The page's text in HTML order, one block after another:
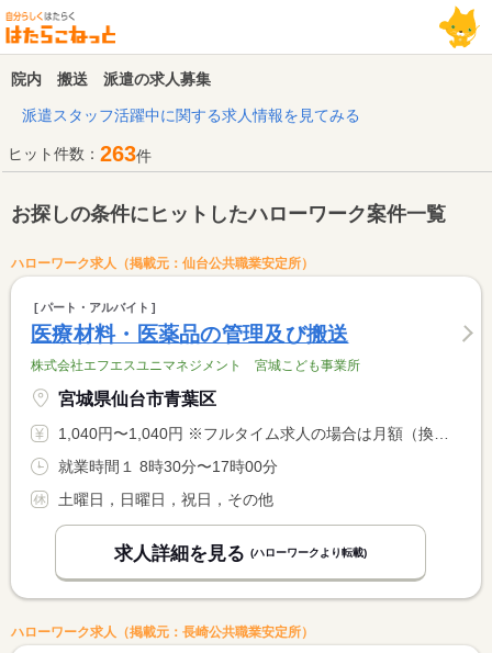
院内 搬送 派遣の求人募集
派遣スタッフ活躍中に関する求人情報を見てみる
ヒット件数： 263件
お探しの条件にヒットしたハローワーク案件一覧
ハローワーク求人（掲載元：仙台公共職業安定所）
パート・アルバイト
医療材料・医薬品の管理及び搬送
株式会社エフエスユニマネジメント 宮城こども事業所
宮城県仙台市青葉区
1,040円〜1,040円 ※フルタイム求人の場合は月額（換算額）、パート求人の場合は時間額を表示しています。
就業時間１ 8時30分〜17時00分
土曜日，日曜日，祝日，その他
求人詳細を見る (ハローワークより転載)
ハローワーク求人（掲載元：長崎公共職業安定所）